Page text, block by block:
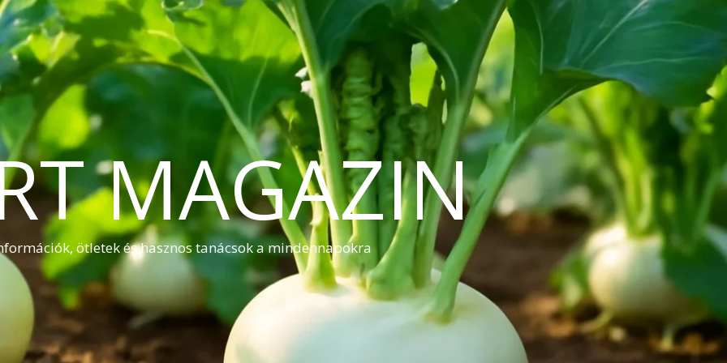
MAGAZIN
ötletek és hasznos tanácsok a mindennapokra